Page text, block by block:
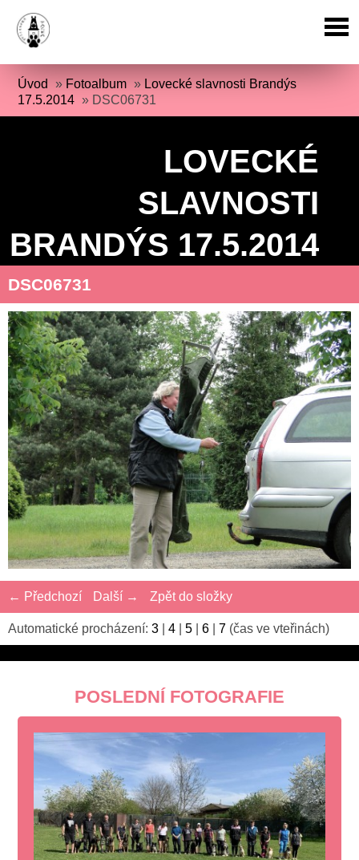
Úvod » Fotoalbum » Lovecké slavnosti Brandýs
17.5.2014 » DSC06731
LOVECKÉ
SLAVNOSTI
BRANDÝS 17.5.2014
DSC06731
← Předchozí Další → Zpět do složky
Automatické procházení: 3 4 5 6 7 (čas ve vteřinách)
POSLEDNÍ FOTOGRAFIE